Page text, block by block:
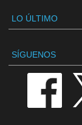
LO ÚLTIMO
SÍGUENOS